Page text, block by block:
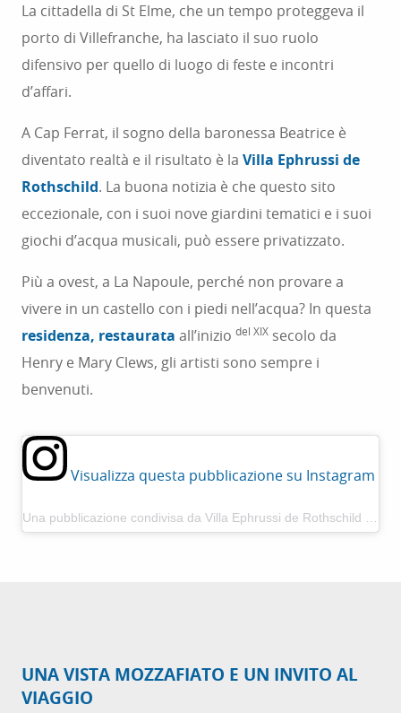
La cittadella di St Elme, che un tempo proteggeva il
porto di Villefranche, ha lasciato il suo ruolo
difensivo per quello di luogo di feste e incontri
d’affari.
A Cap Ferrat, il sogno della baronessa Beatrice è
diventato realtà e il risultato è la Villa Ephrussi de
Rothschild. La buona notizia è che questo sito
eccezionale, con i suoi nove giardini tematici e i suoi
giochi d’acqua musicali, può essere privatizzato.
Più a ovest, a La Napoule, perché non provare a
vivere in un castello con i piedi nell’acqua? In questa
residenza, restaurata all’inizio del XIX secolo da
Henry e Mary Clews, gli artisti sono sempre i
benvenuti.
Visualizza questa pubblicazione su Instagram
UNA VISTA MOZZAFIATO E UN INVITO AL
VIAGGIO